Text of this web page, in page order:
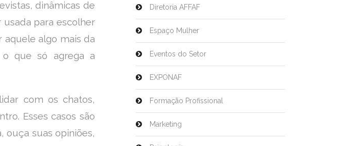
dinâmicas de
para escolher
algo mais da
o que só agrega a
com os chatos,
Esses casos são
ouça suas opiniões,
Diretoria AFFAF
Espaço Mulher
Eventos do Setor
EXPONAF
Formação Profissional
Marketing